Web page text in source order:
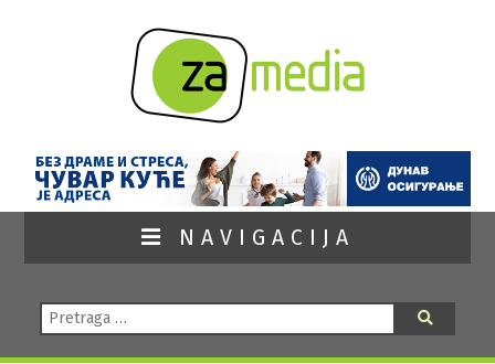
NAVIGACIJA
Pretraga: